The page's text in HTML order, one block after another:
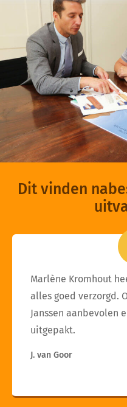
Dit vinden
Marlène Kromhout
alles goed verzorgd.
Janssen aanbevolen
uitgepakt.
J. van Goor